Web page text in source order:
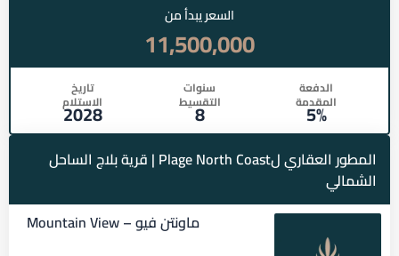
السعر يبدأ من
11,500,000
الدفعة
المقدمة
5%
سنوات
التقسيط
8
تاريخ
الاستلام
2028
المطور العقاري لPlage North Coast | قرية بلاج الساحل
الشمالي
ماونتن فيو – Mountain View